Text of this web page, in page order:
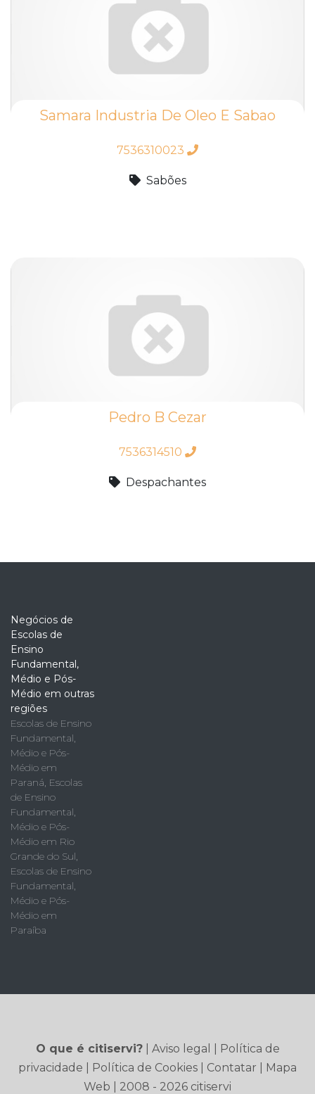
Samara Industria De Oleo E Sabao
7536310023
Sabões
Pedro B Cezar
7536314510
Despachantes
Negócios de
Escolas de
Ensino
Fundamental,
Médio e Pós-
Médio em outras
regiões
Escolas de Ensino
Fundamental,
Médio e Pós-
Médio em
Paraná, Escolas
de Ensino
Fundamental,
Médio e Pós-
Médio em Rio
Grande do Sul,
Escolas de Ensino
Fundamental,
Médio e Pós-
Médio em
Paraíba
O que é citiservi?| Aviso legal
Política de
privacidade
Política de Cookies Contatar
Mapa
Web | 2008 - 2026 citiservi